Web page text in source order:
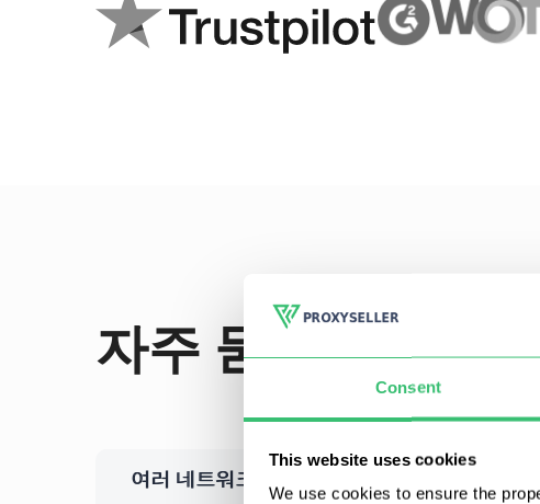
Consent
This website uses cookies
We use cookies to ensure the
자주 묻는 질문
여러 네트워크 또는 서브넷에서 프록시를 요청